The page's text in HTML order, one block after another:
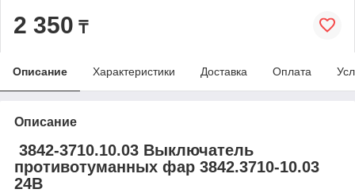
2 350 ₸
Описание Характеристики Доставка Оплата
Описание
3842-3710.10.03 Выключатель
противотуманных фар 3842.3710-10.03
24В